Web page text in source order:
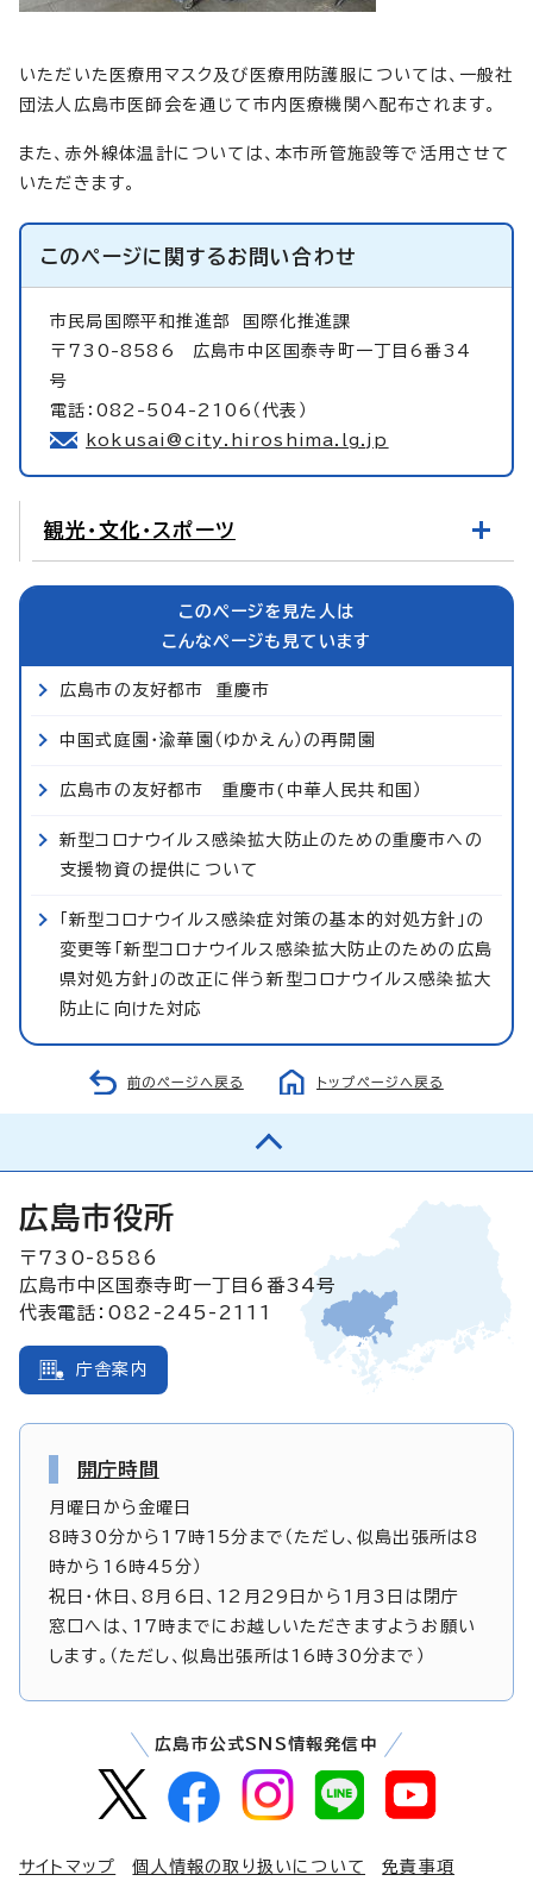
いただいた医療用マスク及び医療用防護服については、一般社
団法人広島市医師会を通じて市内医療機関へ配布されます。
また、赤外線体温計については、本市所管施設等で活用させて
いただきます。
このページに関するお問い合わせ
市民局国際平和推進部
国際化推進課
〒730-8586 広島市中区国泰寺町一丁目6番34
号
電話：082-504-2106（代表）
kokusai@city.hiroshima.lg.jp
観光・文化・スポーツ
このページを見た人は
こんなページも見ています
広島市の友好都市 重慶市
中国式庭園・渝華園（ゆかえん）の再開園
広島市の友好都市 重慶市(中華人民共和国）
新型コロナウイルス感染拡大防止のための重慶市への
支援物資の提供について
「新型コロナウイルス感染症対策の基本的対処方針」の
変更等「新型コロナウイルス感染拡大防止のための広島
県対処方針」の改正に伴う新型コロナウイルス感染拡大
防止に向けた対応
前のページへ戻る トップページへ戻る
広島市役所
〒730-8586
広島市中区国泰寺町一丁目6番34号
代表電話：082-245-2111
庁舎案内
開庁時間
月曜日から金曜日
8時30分から17時15分まで（ただし、似島出張所は8
時から16時45分）
祝日・休日、8月6日、12月29日から1月3日は閉庁
窓口へは、17時までにお越しいただきますようお願い
します。（ただし、似島出張所は16時30分まで）
広島市公式SNS情報発信中
サイトマップ 個人情報の取り扱いについて 免責事項